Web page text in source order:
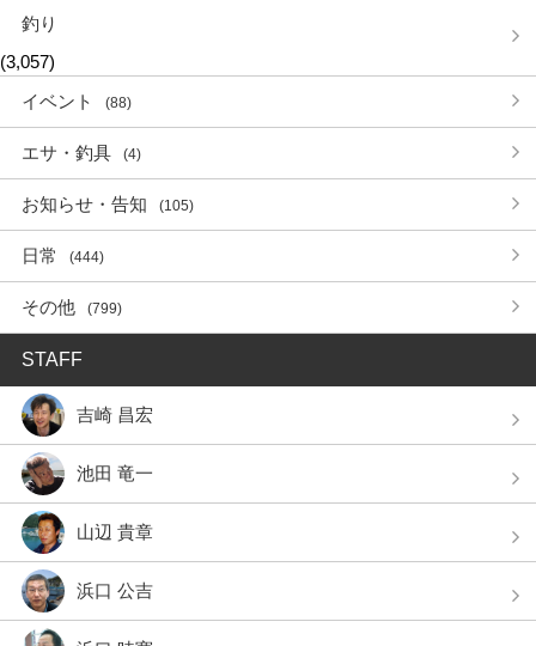
釣り
(3,057)
イベント
(88)
エサ・釣具 (4)
お知らせ・告知 (105)
日常 (444)
その他 (799)
STAFF
吉崎 昌宏
池田 竜一
山辺 貴章
浜口 公吉